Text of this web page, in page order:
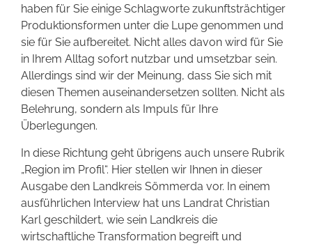
haben für Sie einige Schlagworte zukunftsträchtiger
Produktionsformen unter die Lupe genommen und
sie für Sie aufbereitet. Nicht alles davon wird für Sie
in Ihrem Alltag sofort nutzbar und umsetzbar sein.
Allerdings sind wir der Meinung, dass Sie sich mit
diesen Themen auseinandersetzen sollten. Nicht als
Belehrung, sondern als Impuls für Ihre
Überlegungen.
In diese Richtung geht übrigens auch unsere Rubrik
„Region im Profil“. Hier stellen wir Ihnen in dieser
Ausgabe den Landkreis Sömmerda vor. In einem
ausführlichen Interview hat uns Landrat Christian
Karl geschildert, wie sein Landkreis die
wirtschaftliche Transformation begreift und